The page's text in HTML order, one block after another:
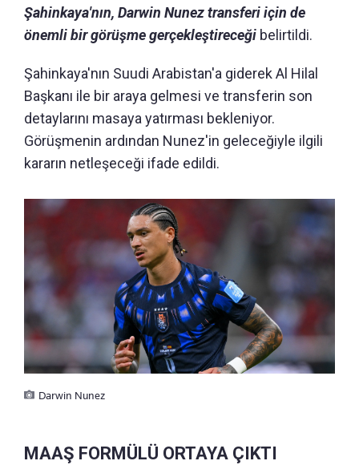
Şahinkaya'nın, Darwin Nunez transferi için de
önemli bir görüşme gerçekleştireceği belirtildi.
Şahinkaya'nın Suudi Arabistan'a giderek Al Hilal
Başkanı ile bir araya gelmesi ve transferin son
detaylarını masaya yatırması bekleniyor.
Görüşmenin ardından Nunez'in geleceğiyle ilgili
kararın netleşeceği ifade edildi.
Darwin Nunez
MAAŞ FORMÜLÜ ORTAYA ÇIKTI